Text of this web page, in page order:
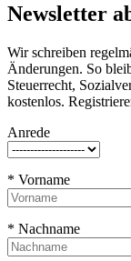
Newsletter
Wir schreiben
Änderungen. So
Steuerrecht,
kostenlos.
Anrede
* Vorname
* Nachname